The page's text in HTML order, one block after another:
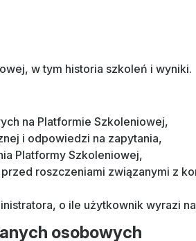
w tym historia szkoleń i wyniki.
na Platformie Szkoleniowej,
i odpowiedzi na zapytania,
Platformy Szkoleniowej,
roszczeniami związanymi z
o ile użytkownik wyrazi
osobowych